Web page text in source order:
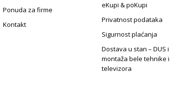
Ponuda za firme
Kontakt
eKupi & poKupi
Privatnost podataka
Sigurnost plaćanja
Dostava u stan – DUS i
montaža bele tehnike i
televizora